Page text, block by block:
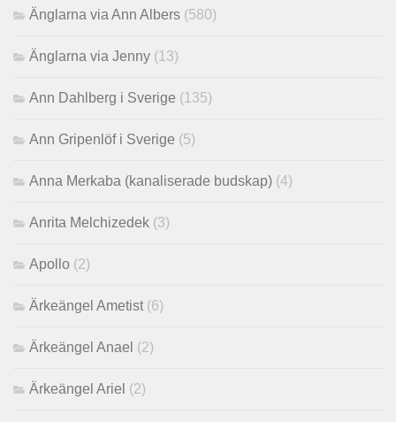
Änglarna via Ann Albers (580)
Änglarna via Jenny (13)
Ann Dahlberg i Sverige (135)
Ann Gripenlöf i Sverige (5)
Anna Merkaba (kanaliserade budskap) (4)
Anrita Melchizedek (3)
Apollo (2)
Ärkeängel Ametist (6)
Ärkeängel Anael (2)
Ärkeängel Ariel (2)